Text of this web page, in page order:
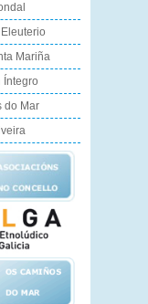
Mariña
Íntegro
do Mar